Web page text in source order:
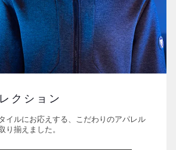
クション
イルにお応えする、こだわりのアパレル
り揃えました。